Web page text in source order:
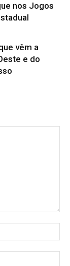
nos Jogos
vêm a
e do